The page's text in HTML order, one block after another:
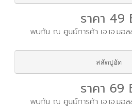
ราคา 49
พบกัน ณ ศูนย์การค้า เจ.เจ.มอ
สลัดปูอัด
ราคา 69
พบกัน ณ ศูนย์การค้า เจ.เจ.มอ